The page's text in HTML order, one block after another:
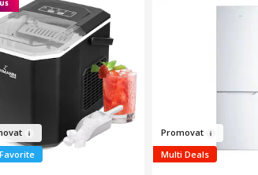
t
Promovat
Multi Deals